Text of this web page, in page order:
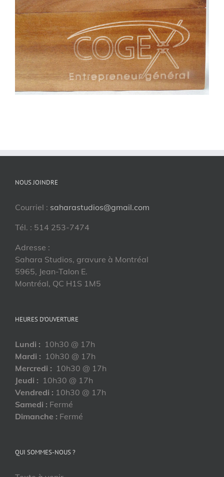
NOUS JOINDRE
Courriel : saharastudios@gmail.com
Tél. : 514 253-7474
Adresse :
Sahara Studios, gravure à Montréal
5965, Jean-Talon E.
Montréal, QC H1S 1M5
HEURES D’OUVERTURE
Lundi : 10h30 @ 17h
Mardi : 10h30 @ 17h
Mercredi : 10h30 @ 17h
Jeudi : 10h30 @ 17h
Vendredi : 10h30 @ 17h
Samedi : Fermé
Dimanche : Fermé
QUI SOMMES-NOUS ?